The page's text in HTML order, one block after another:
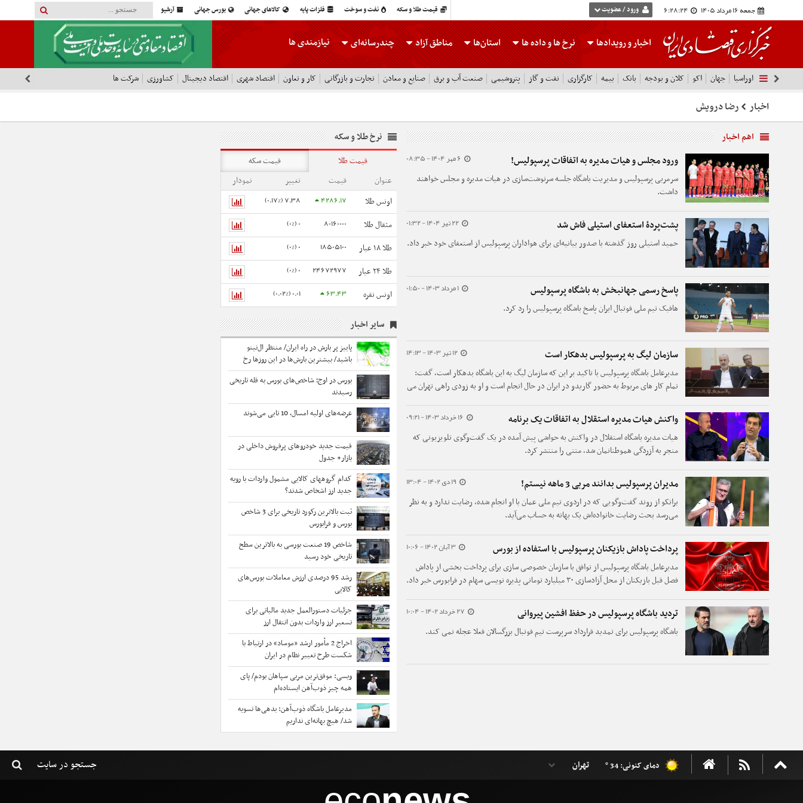
قیمت طلا و سکه نفت و سوخت فلزات پایه کالاهای جهانی بورس جهانی آرشیو جمعه 16 مرداد 1405 6:28:25 ورود / عضویت
اخبار و رویدادها نرخ هاو داده ها استان‌ها مناطق آزاد چندرسانه‌ای نیازمندی ها
اوراسیا جهان اکو کلان و بودجه بانک بیمه کارگزاری نفت و گاز پتروشیمی صنعت آب و برق صنایع و معادن تجارت و بازرگانی کار و تعاون اقتصاد شهری اقتصاد دیجیتال کشاورزی شرکت ها
اخبار رضا درویش
اهم اخبار
6 مهر 1404 - 08:35 ورود مجلس و هیات مدیره به اتفاقات پرسپولیس!
سرمربی پرسپولیس و مدیریت باشگاه جلسه سرنوشت‌سازی در هیات مدیره و مجلس خواهند
داشت.
22 تیر 1404 - 01:32 پشت‌پردۀ استعفای استیلی فاش شد
حمید استیلی روز گذشته با صدور بیانیه‌ای برای هواداران پرسپولیس از استعفای خود خبر داد.
1 مرداد 1403 - 01:50 پاسخ رسمی جهانبخش به باشگاه پرسپولیس
هافبک تیم ملی فوتبال ایران پاسخ باشگاه پرسپولیس را رد کرد.
12 تیر 1403 - 14:13 سازمان لیگ به پرسپولیس بدهکار است
مدیرعامل باشگاه پرسپولیس با تاکید بر این که سازمان لیگ به این باشگاه بدهکار است، گفت:
تمام کار های مربوط به حضور گاریدو در ایران در حال انجام است و او به زودی راهی تهران می
16 خرداد 1403 - 09:21 واکنش هیات مدیره استقلال به اتفاقات یک برنامه
هیات مدیره باشگاه استقلال در واکنش به حواشی پیش آمده در یک گفت‌وگوی تلویزیونی که
منجر به آزردگی هموطنانمان شد، متنی را منتشر کرد.
19 دی 1402 - 13:04 مدیران پرسپولیس بدانند مربی 3 ماهه نیستم!
برانکو از روند گفت‌وگویی که در اردوی تیم ملی عمان با او انجام شده، رضایت ندارد و به نظر
می‌رسد بحث رضایت خانواده‌اش یک بهانه به حساب می‌آید.
3 آبان 1402 - 10:06 پرداخت پاداش بازیکنان پرسپولیس با استفاده از بورس
مدیرعامل باشگاه پرسپولیس از توافق با سازمان خصوصی سازی برای پرداخت بخشی از پاداش
فصل قبل بازیکنان از محل آزادسازی ۳۰ میلیارد تومانی پذیره نویسی سهام در فرابورس خبر داد.
27 خرداد 1402 - 10:04 تردید باشگاه پرسپولیس در حفظ افشین پیروانی
باشگاه پرسپولیس برای تمدید قرارداد سرپرست تیم فوتبال بزرگسالان فعلا عجله نمی کند.
نرخ طلا و سکه
قیمت طلا
قیمت سکه
عنوان
قیمت تغییر
نمودار
اونس طلا
4286.17
7.38 (0.17%)
مثقال طلا 80160000
0 (0%)
طلا ۱۸ عیار 18505100
0 (0%)
طلا ۲۴ عیار 24672977
0 (0%)
اونس نقره 63.43
0.01 (0.02%)
سایر اخبار
پاییز پر بارش در راه ایران/ منتظر ال‌نینو
باشید/ بیشترین بارش‌ها در این روزها رخ
خواهد داد
بورس در اوج؛ شاخص‌های بورس به قله تاریخی
رسیدند
عرضه‌های اولیه امسال، 10 تایی می‌شوند
قیمت جدید خودروهای پرفروش داخلی در
بازار+ جدول
کدام گروههای کالایی مشمول واردات با رویه
جدید ارز اشخاص شدند؟
ثبت بالاترین رکورد تاریخی برای 3 شاخص
بورس و فرابورس
شاخص 19 صنعت بورسی به بالاترین سطح
تاریخی خود رسید
رشد 95 درصدی ارزش معاملات بورس‌های
کالایی
جزئیات دستورالعمل جدید مالیاتی برای
تسعیر ارز واردات بدون انتقال ارز
اخراج 2 مأمور ارشد «موساد» در ارتباط با
شکست طرح تغییر نظام در ایران
ویسی: موفق‌ترین مربی سپاهان بودم/ پای
همه چیز ذوب‌آهن ایستاده‌ام
مدیرعامل باشگاه ذوب‌آهن: ‌بدهی‌ها ‌تسویه
شد/ هیچ بهانه‌ای نداریم
دمای کنونی: 34 °